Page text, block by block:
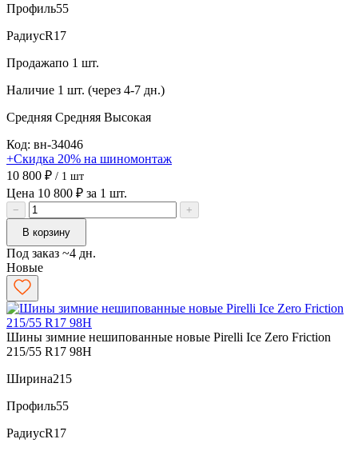
Профиль55
РадиусR17
Продажапо 1 шт.
Наличие 1 шт. (через 4-7 дн.)
Средняя Средняя Высокая
Код: вн-34046
+Скидка 20% на шиномонтаж
10 800 ₽ / 1 шт
Цена 10 800 ₽ за 1 шт.
−
+
В корзину
Под заказ ~4 дн.
Новые
Шины зимние нешипованные новые Pirelli Ice Zero Friction
215/55 R17 98H
Ширина215
Профиль55
РадиусR17